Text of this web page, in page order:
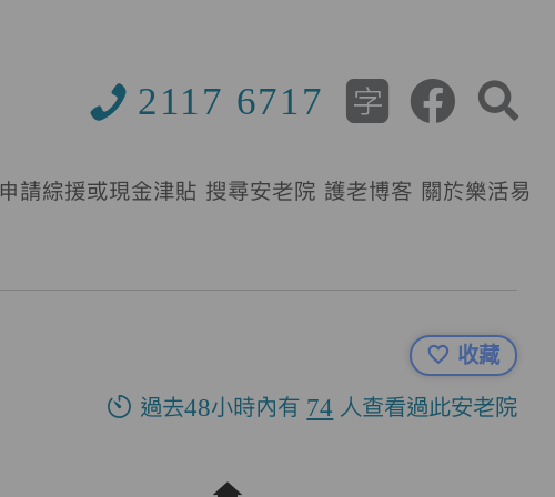
2117 6717
申請綜援或現金津貼 搜尋安老院 護老博客 關於樂活易
收藏
過去48小時內有 74 人查看過此安老院